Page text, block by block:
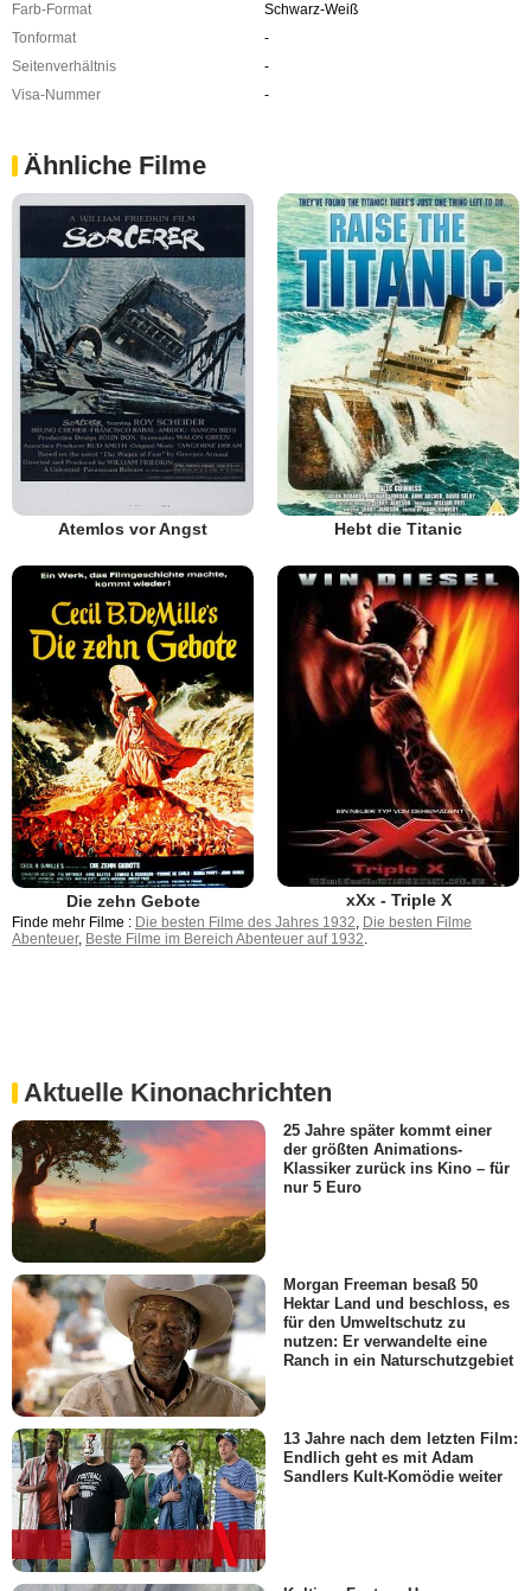
Farb-Format
Schwarz-Weiß
Tonformat
-
Seitenverhältnis
-
Visa-Nummer
-
Ähnliche Filme
Atemlos vor Angst Hebt die Titanic
Die zehn Gebote xXx - Triple X
Finde mehr Filme : Die besten Filme des Jahres 1932 Die besten Filme
Abenteuer, Beste Filme im Bereich Abenteuer auf 1932
Aktuelle Kinonachrichten
25 Jahre später kommt einer
der größten Animations-
Klassiker zurück ins Kino – für
nur 5 Euro
Morgan Freeman besaß 50
Hektar Land und beschloss, es
für den Umweltschutz zu
nutzen: Er verwandelte eine
Ranch in ein Naturschutzgebiet
13 Jahre nach dem letzten Film:
Endlich geht es mit Adam
Sandlers Kult-Komödie weiter